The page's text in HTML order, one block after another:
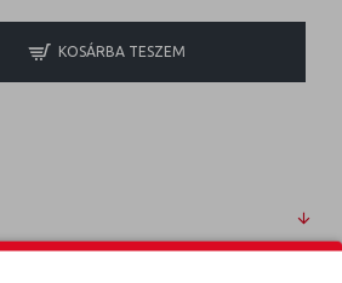
KOSÁRBA TESZEM
(R3603, R3703, R3803)